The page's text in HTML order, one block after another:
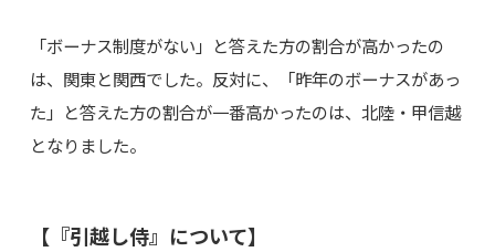
「ボーナス制度がない」と答えた方の割合が高かったの
は、関東と関西でした。反対に、「昨年のボーナスがあっ
た」と答えた方の割合が一番高かったのは、北陸・甲信越
となりました。
【『引越し侍』について】